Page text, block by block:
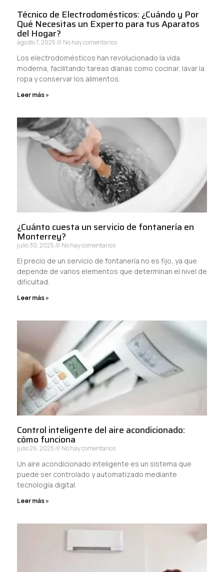
Técnico de Electrodomésticos: ¿Cuándo y Por
Qué Necesitas un Experto para tus Aparatos
del Hogar?
agosto 7, 2025 No hay comentarios
Los electrodomésticos han revolucionado la vida
moderna, facilitando tareas diarias como cocinar, lavar la
ropa y conservar los alimentos.
Leer más »
¿Cuánto cuesta un servicio de fontanería en
Monterrey?
julio 30, 2025 No hay comentarios
El precio de un servicio de fontanería no es fijo, ya que
depende de varios elementos que determinan el nivel de
dificultad.
Leer más »
Control inteligente del aire acondicionado:
cómo funciona
julio 26, 2025 No hay comentarios
Un aire acondicionado inteligente es un sistema que
puede ser controlado y automatizado mediante
tecnología digital.
Leer más »